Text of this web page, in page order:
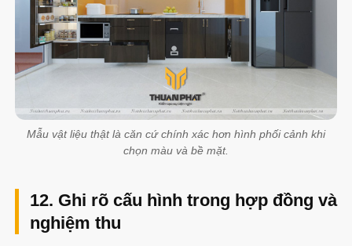
Mẫu vật liệu thật là căn cứ chính xác hơn hình phối cảnh khi
chọn màu và bề mặt.
12. Ghi rõ cấu hình trong hợp đồng và
nghiệm thu